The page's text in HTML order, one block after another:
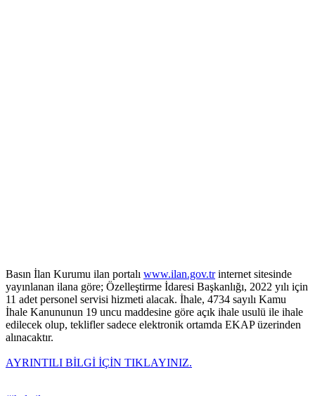
Basın İlan Kurumu ilan portalı www.ilan.gov.trinternet sitesinde
yayınlanan ilana göre; Özelleştirme İdaresi Başkanlığı, 2022 yılı için
11 adet personel servisi hizmeti alacak. İhale, 4734 sayılı Kamu
İhale Kanununun 19 uncu maddesine göre açık ihale usulü ile ihale
edilecek olup, teklifler sadece elektronik ortamda EKAP üzerinden
alınacaktır.
AYRINTILI BİLGİ İÇİN TIKLAYINIZ.